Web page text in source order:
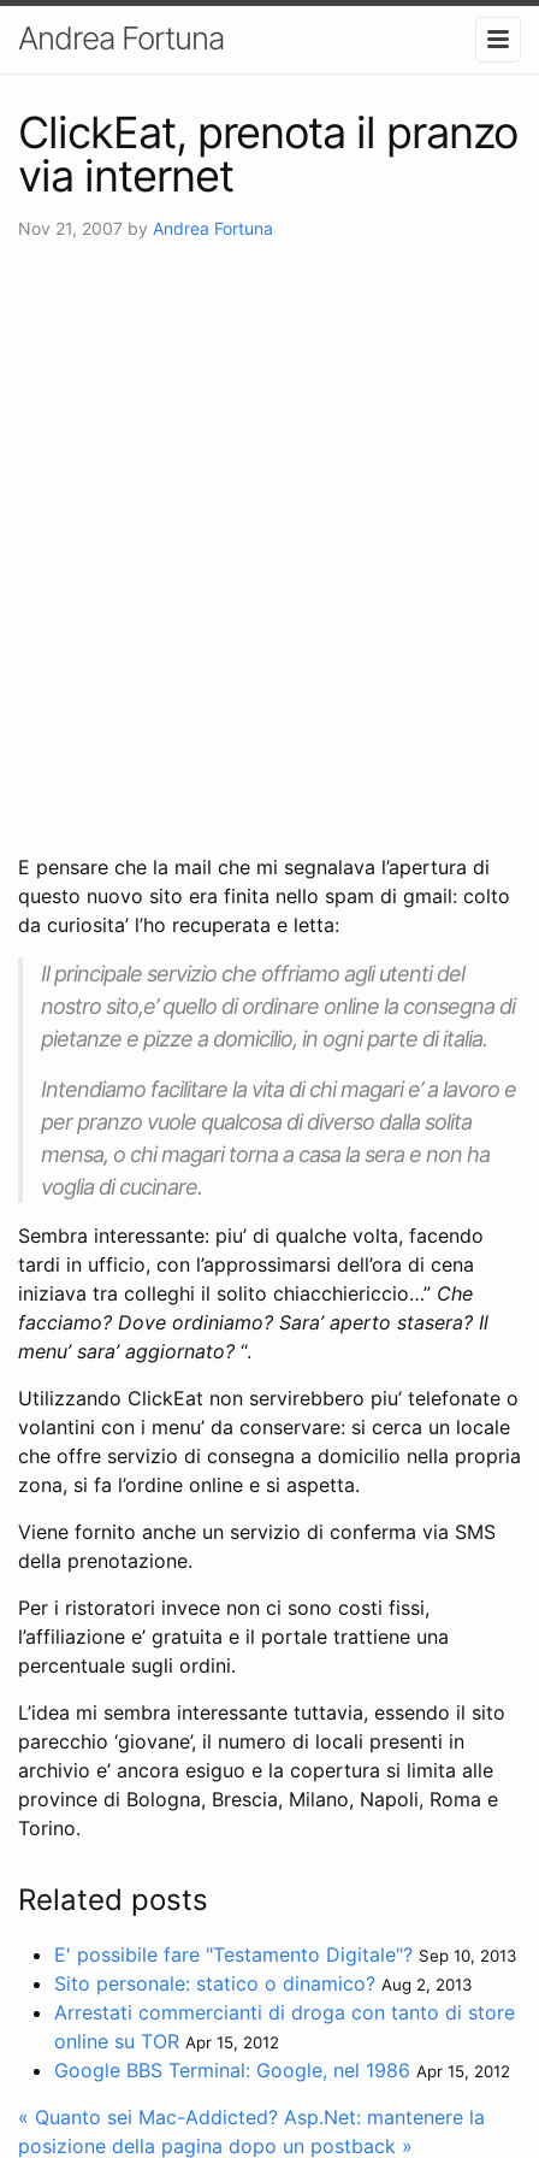
Andrea Fortuna
ClickEat, prenota il pranzo
via internet
Nov 21, 2007 by Andrea Fortuna
E pensare che la mail che mi segnalava l’apertura di
questo nuovo sito era finita nello spam di gmail: colto
da curiosita’ l’ho recuperata e letta:
Il principale servizio che offriamo agli utenti del
nostro sito,e’ quello di ordinare online la consegna di
pietanze e pizze a domicilio, in ogni parte di italia.
Intendiamo facilitare la vita di chi magari e’ a lavoro e
per pranzo vuole qualcosa di diverso dalla solita
mensa, o chi magari torna a casa la sera e non ha
voglia di cucinare.
Sembra interessante: piu’ di qualche volta, facendo
tardi in ufficio, con l’approssimarsi dell’ora di cena
iniziava tra colleghi il solito chiacchiericcio…” Che
facciamo? Dove ordiniamo? Sara’ aperto stasera? Il
menu’ sara’ aggiornato? “.
Utilizzando ClickEat non servirebbero piu’ telefonate o
volantini con i menu’ da conservare: si cerca un locale
che offre servizio di consegna a domicilio nella propria
zona, si fa l’ordine online e si aspetta.
Viene fornito anche un servizio di conferma via SMS
della prenotazione.
Per i ristoratori invece non ci sono costi fissi,
l’affiliazione e’ gratuita e il portale trattiene una
percentuale sugli ordini.
L’idea mi sembra interessante tuttavia, essendo il sito
parecchio ‘giovane’, il numero di locali presenti in
archivio e’ ancora esiguo e la copertura si limita alle
province di Bologna, Brescia, Milano, Napoli, Roma e
Torino.
Related posts
E' possibile fare "Testamento Digitale"? Sep 10, 2013
Sito personale: statico o dinamico? Aug 2, 2013
Arrestati commercianti di droga con tanto di store
online su TOR Apr 15, 2012
Google BBS Terminal: Google, nel 1986 Apr 15, 2012
« Quanto sei Mac-Addicted? Asp.Net: mantenere la
posizione della pagina dopo un postback »